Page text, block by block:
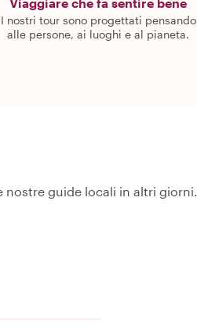
I nostri tour sono progettati pensando
alle persone, ai luoghi e al pianeta.
nostre guide locali in altri giorni.